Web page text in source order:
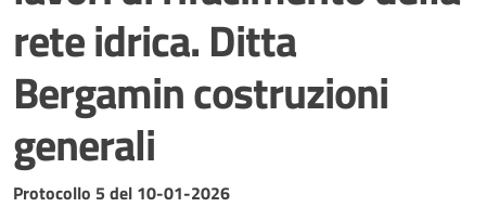
rete idrica. Ditta
Bergamin costruzioni
generali
Dettagli del documento
Protocollo 5 del 10-01-2026